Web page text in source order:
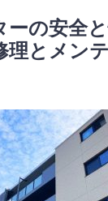
ーの安全
理とメン